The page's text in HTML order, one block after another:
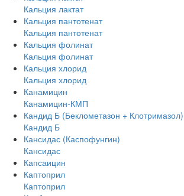
Кальция лактат
Кальция пантотенат
Кальция пантотенат
Кальция фолинат
Кальция фолинат
Кальция хлорид
Кальция хлорид
Канамицин
Канамицин-КМП
Кандид Б (Беклометазон + Клотримазол)
Кандид Б
Кансидас (Каспофунгин)
Кансидас
Капсаицин
Каптоприл
Каптоприл